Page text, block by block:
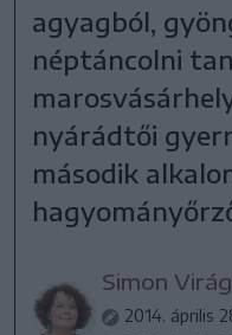
agyagból,
néptáncolni
nyárádtői
második
Simon Virág
2014. április